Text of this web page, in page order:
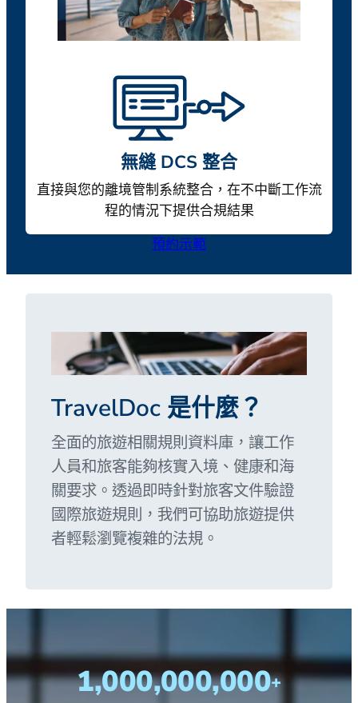
無縫 DCS 整合
直接與您的離境管制系統整合，在不中斷工作流
程的情況下提供合規結果
預約示範
TravelDoc 是什麼？
全面的旅遊相關規則資料庫，讓工作
人員和旅客能夠核實入境、健康和海
關要求。透過即時針對旅客文件驗證
國際旅遊規則，我們可協助旅遊提供
者輕鬆瀏覽複雜的法規。
1,000,000,000+